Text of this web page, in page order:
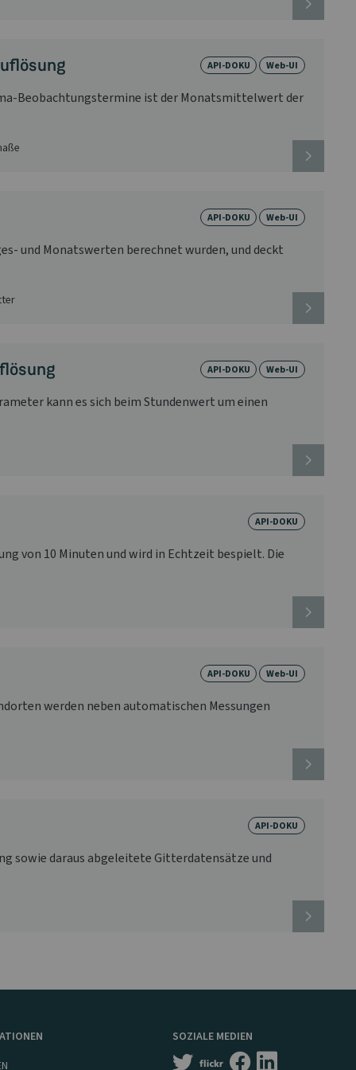
API-DOKU Web-UI
Beobachtungstermine ist der Monatsmittelwert der
API-DOKU Web-UI
und Monatswerten berechnet wurden, und deckt
API-DOKU Web-UI
kann es sich beim Stundenwert um einen
API-DOKU
von 10 Minuten und wird in Echtzeit bespielt. Die
API-DOKU Web-UI
werden neben automatischen Messungen
API-DOKU
sowie daraus abgeleitete Gitterdatensätze und
SOZIALE MEDIEN